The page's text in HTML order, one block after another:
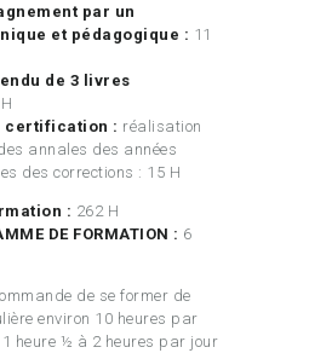
par un
et pédagogique : 11
de 3 livres
certification : réalisation
annales des années
des corrections : 15 H
: 262 H
DE FORMATION : 6
de se former de
environ 10 heures par
heure ½ à 2 heures par jour